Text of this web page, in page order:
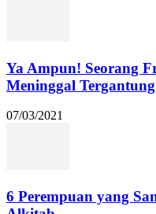
Ya Ampun! Seorang
Meninggal
07/03/2021
6 Perempuan yang